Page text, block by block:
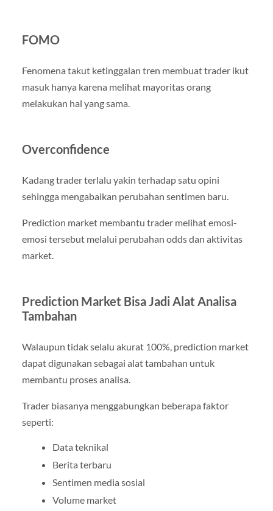
FOMO
Fenomena takut ketinggalan tren membuat trader ikut
masuk hanya karena melihat mayoritas orang
melakukan hal yang sama.
Overconfidence
Kadang trader terlalu yakin terhadap satu opini
sehingga mengabaikan perubahan sentimen baru.
Prediction market membantu trader melihat emosi-
emosi tersebut melalui perubahan odds dan aktivitas
market.
Prediction Market Bisa Jadi Alat Analisa
Tambahan
Walaupun tidak selalu akurat 100%, prediction market
dapat digunakan sebagai alat tambahan untuk
membantu proses analisa.
Trader biasanya menggabungkan beberapa faktor
seperti:
Data teknikal
Berita terbaru
Sentimen media sosial
Volume market